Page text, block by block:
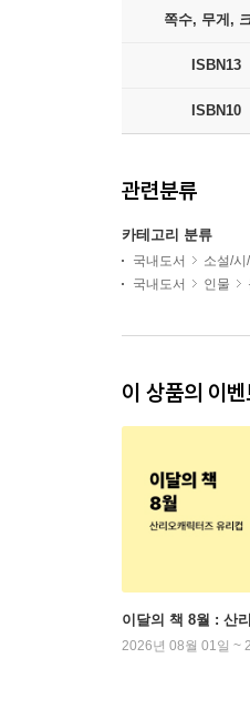
쪽수, 무게,
ISBN13
ISBN10
관련분류
카테고리 분류
국내도서 소설/시
국내도서
인물
이 상품의 이
이달의 책 8월 : 산
2026년 08월 01일 ~